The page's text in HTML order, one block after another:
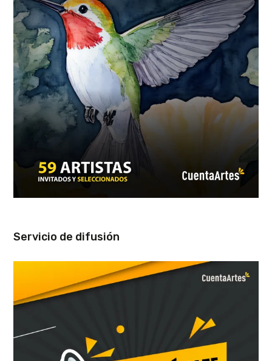
Servicio de difusión